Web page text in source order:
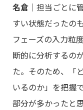
名倉 ｜担当ごとに
すい状態だったの
フェーズの入力粒
断的に分析するの
た。そのため、「
いるのか」を把握
部分が多かったと思